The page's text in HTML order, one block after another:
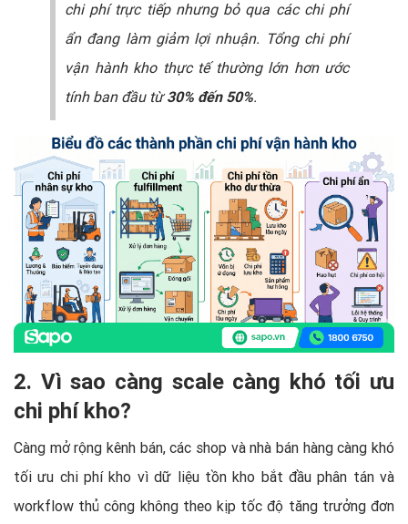
chi phí trực tiếp nhưng bỏ qua các chi phí
ẩn đang làm giảm lợi nhuận. Tổng chi phí
vận hành kho thực tế thường lớn hơn ước
tính ban đầu từ30% đến 50%.
2. Vì sao càng scale càng khó tối ưu
chi phí kho?
Càng mở rộng kênh bán, các shop và nhà bán hàng càng khó
tối ưu chi phí kho vì dữ liệu tồn kho bắt đầu phân tán và
workflow thủ công không theo kịp tốc độ tăng trưởng đơn